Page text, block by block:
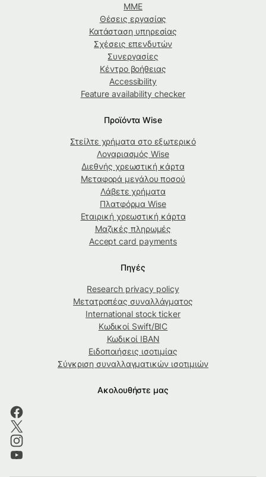
ΜΜΕ
Θέσεις εργασίας
Κατάσταση υπηρεσίας
Σχέσεις επενδυτών
Συνεργασίες
Κέντρο βοήθειας
Accessibility
Feature availability checker
Προϊόντα Wise
Στείλτε χρήματα στο εξωτερικό
Λογαριασμός Wise
Διεθνής χρεωστική κάρτα
Μεταφορά μεγάλου ποσού
Λάβετε χρήματα
Πλατφόρμα Wise
Εταιρική χρεωστική κάρτα
Μαζικές πληρωμές
Accept card payments
Πηγές
Research privacy policy
Μετατροπέας συναλλάγματος
International stock ticker
Κωδικοί Swift/BIC
Κωδικοί IBAN
Ειδοποιήσεις ισοτιμίας
Σύγκριση συναλλαγματικών ισοτιμιών
Ακολουθήστε μας